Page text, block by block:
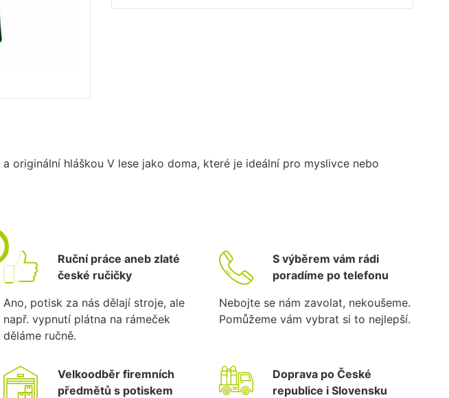
a originální hláškou V lese jako doma, které je ideální pro myslivce nebo
Ruční práce aneb zlaté
české ručičky
Ano, potisk za nás dělají stroje, ale
např. vypnutí plátna na rámeček
děláme ručně.
S výběrem vám rádi
poradíme po telefonu
Nebojte se nám zavolat, nekoušeme.
Pomůžeme vám vybrat si to nejlepší.
Velkoodběr firemních
předmětů s potiskem
Doprava po České
republice i Slovensku